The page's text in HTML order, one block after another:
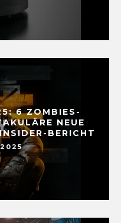
6 ZOMBIES-
NEUE
BERICHT